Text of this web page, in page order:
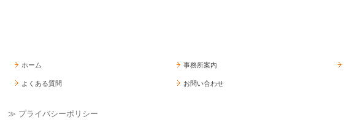
ホーム 事務所案内
よくある質問 お問い合わせ
≫ プライバシーポリシー